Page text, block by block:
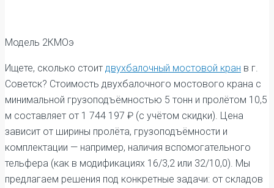
Модель 2КМОэ
Ищете, сколько стоит двухбалочный мостовой кран в г.
Советск? Стоимость двухбалочного мостового крана с
минимальной грузоподъёмностью 5 тонн и пролётом 10,5
м составляет от 1 744 197 ₽ (с учётом скидки). Цена
зависит от ширины пролёта, грузоподъёмности и
комплектации — например, наличия вспомогательного
тельфера (как в модификациях 16/3,2 или 32/10,0). Мы
предлагаем решения под конкретные задачи: от складов